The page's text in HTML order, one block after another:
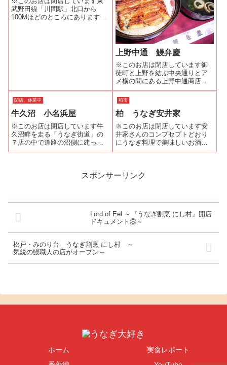
のうな重と...
武野田線「川間駅」北口から
100Mほどのところにあります。
上野中通 鰻弁慶
※このお店は閉店しています御
徒町と上野を結ぶ中央通りとア
メ横の間にある上野中通商店街
（通称：うえちゅん）のほぼ中
ほどに「鰻弁慶」はあります。
モノトーンのビルの横に「鰻弁
慶」の縦長の看板はアメ横側か
らも目立つのでご覧になった方
は多いはずです。...
閉店、休業中
牛久沼 小名浜屋
※このお店は閉店しています牛
久沼畔を走る「うなぎ街道」の
７店の中で道路の沼側に建って
いない２店のうちひとつが、こ
車場になっていて、２階がお店
柏市
柏 うなぎ安井家
※このお店は閉店しています安
井家さんのコンプセプトどおり
にうなぎ料理で美味しいお酒を
楽しもうとお邪魔しました。お
す。今回は、日本酒を中心に頂
スポンサーリンク
Lord of Eel ～『うなぎ割烹 にし村』開店
ドキュメント⑧～
松戸・みのり台 うなぎ割烹 にし村 ～
気鋭の鰻職人の店がオープン～
ホーム
実食レポート